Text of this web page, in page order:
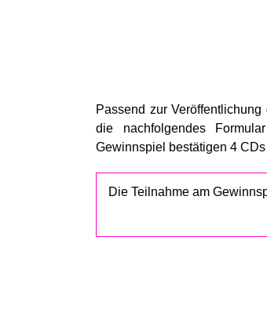
Passend zur
die nachfolgendes
Gewinnspiel bestätigen 4